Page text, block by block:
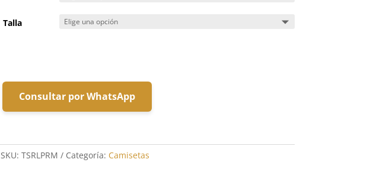
Talla
Consultar por WhatsApp
SKU: TSRLPRM Categoría: Camisetas